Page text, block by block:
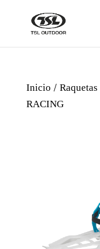
Inicio/Raquetas
RACING